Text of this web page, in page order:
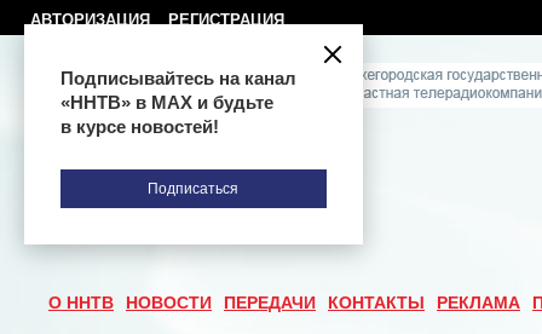
АВТОРИЗАЦИЯ РЕГИСТРАЦИЯ
О ННТВ НОВОСТИ ПЕРЕДАЧИ КОНТАКТЫ РЕКЛАМА
Подписывайтесь на канал
«ННТВ» в МАХ и будьте
в курсе новостей!
Подписаться